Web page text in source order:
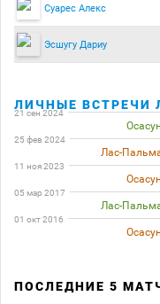
Суарес Алекс
Эсшугу Дариу
ЛИЧНЫЕ ВСТРЕЧИ
21 сен 2024
25 фев 2024
Лас-
11 ноя 2023
05 мар 2017
Лас-
01 окт 2016
ПОСЛЕДНИЕ 5